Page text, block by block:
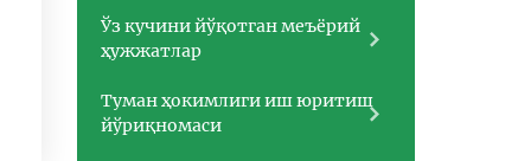
Ўз кучини йўқотган меъёрий
ҳужжатлар
Туман ҳокимлиги иш юритиш
йўриқномаси